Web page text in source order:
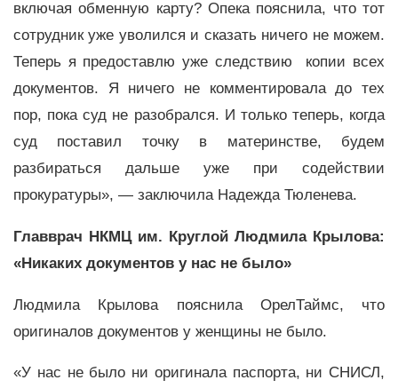
включая обменную карту? Опека пояснила, что тот
сотрудник уже уволился и сказать ничего не можем.
Теперь я предоставлю уже следствию копии всех
документов. Я ничего не комментировала до тех
пор, пока суд не разобрался. И только теперь, когда
суд поставил точку в материнстве, будем
разбираться дальше уже при содействии
прокуратуры», — заключила Надежда Тюленева.
Главврач НКМЦ им. Круглой Людмила Крылова:
«Никаких документов у нас не было»
Людмила Крылова пояснила ОрелТаймс, что
оригиналов документов у женщины не было.
«У нас не было ни оригинала паспорта, ни СНИСЛ,